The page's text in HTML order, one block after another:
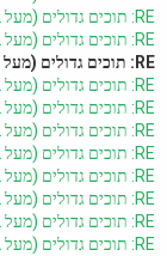
RE: תוכים גדולים (מעל 32 ס"מ)
RE: תוכים גדולים (מעל 32 ס"מ)
RE: תוכים גדולים (מעל 32 ס"מ)
RE: תוכים גדולים (מעל 32 ס"מ)
RE: תוכים גדולים (מעל 32 ס"מ)
RE: תוכים גדולים (מעל 32 ס"מ)
RE: תוכים גדולים (מעל 32 ס"מ)
RE: תוכים גדולים (מעל 32 ס"מ)
RE: תוכים גדולים (מעל 32 ס"מ)
RE: תוכים גדולים (מעל 32 ס"מ)
RE: תוכים גדולים (מעל 32 ס"מ)